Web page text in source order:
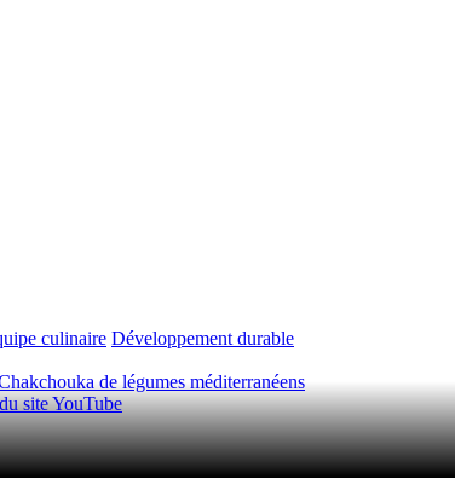
culinaire Développement durable
de légumes méditerranéens
siteYouTube